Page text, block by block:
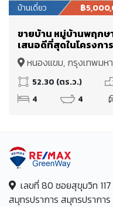
บ้านเดี่ยว ฿
ขายบ้าน หมู่บ้านพฤกษ
เสนอดีที่สุดในโครงการ
หนองแขม, กรุงเทพมห
52.30 (ตร.ว.)
4
4
เลขที่ 80 ซอยสุขุมวิท
สมุทรปราการ สมุทรปราการ